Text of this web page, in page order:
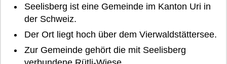
Seelisberg ist eine Gemeinde im Kanton Uri in
der Schweiz.
Der Ort liegt hoch über dem Vierwaldstättersee.
Zur Gemeinde gehört die mit Seelisberg